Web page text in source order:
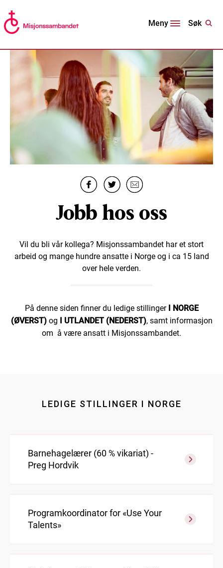
Meny Søk
Jobb hos oss
Vil du bli vår kollega? Misjonssambandet har et stort
arbeid og mange hundre ansatte i Norge og i ca 15 land
over hele verden.
På denne siden finner du ledige stillinger I NORGE
(ØVERST)og I UTLANDET (NEDERST), samt informasjon
om å være ansatt i Misjonssambandet.
LEDIGE STILLINGER I NORGE
Barnehagelærer (60 % vikariat) -
Preg Hordvik
Programkoordinator for «Use Your
Talents»